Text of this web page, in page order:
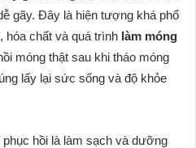
gãy. Đây là hiện tượng khá phổ
hóa chất và quá trình làm móng
móng thật sau khi tháo móng
lấy lại sức sống và độ khỏe
hồi là làm sạch và dưỡng